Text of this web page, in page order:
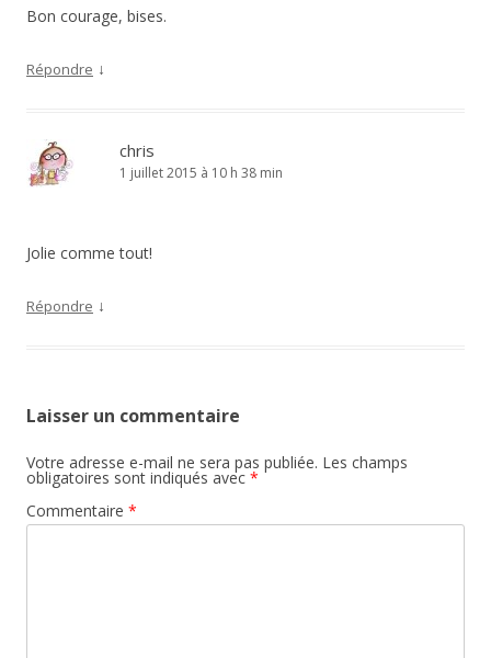
Bon courage, bises.
Répondre ↓
chris
1 juillet 2015 à 10 h 38 min
Jolie comme tout!
Répondre ↓
Laisser un commentaire
Votre adresse e-mail ne sera pas publiée. Les champs
obligatoires sont indiqués avec *
Commentaire *